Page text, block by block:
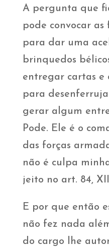
A pergunta que
pode convocar as
para dar uma
brinquedos
entregar cartas e
para
gerar algum
Pode. Ele é o
das forças
não é culpa
jeito no art. 84,
E por que então
não fez nada
do cargo lhe